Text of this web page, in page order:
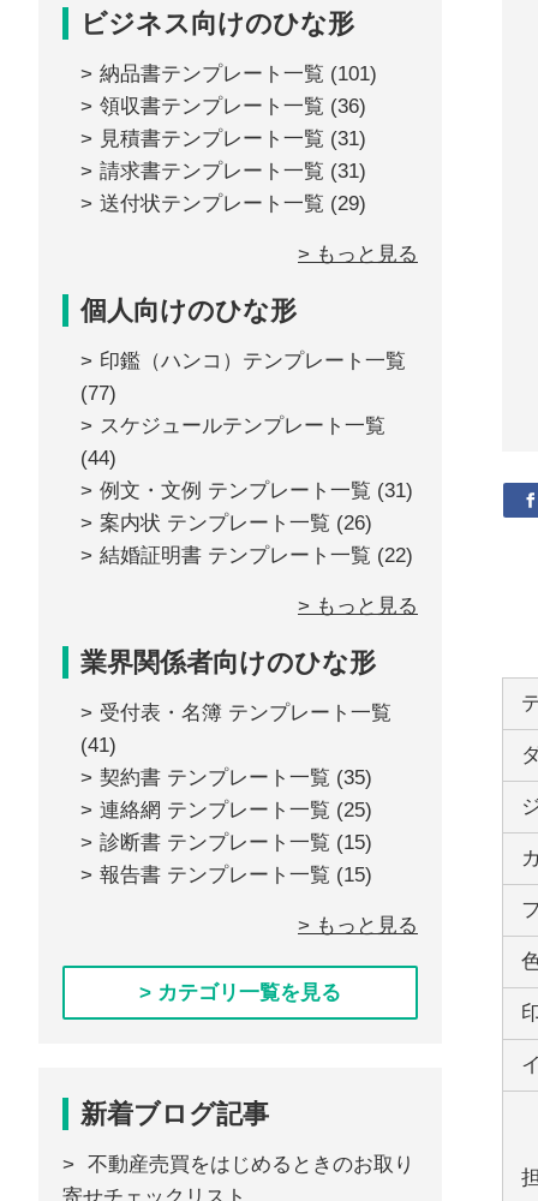
ビジネス向けのひな形
納品書テンプレート一覧 (101)
領収書テンプレート一覧 (36)
見積書テンプレート一覧 (31)
請求書テンプレート一覧 (31)
送付状テンプレート一覧 (29)
> もっと見る
個人向けのひな形
印鑑（ハンコ）テンプレート一覧
(77)
スケジュールテンプレート一覧
(44)
例文・文例 テンプレート一覧 (31)
案内状 テンプレート一覧 (26)
結婚証明書 テンプレート一覧 (22)
> もっと見る
業界関係者向けのひな形
受付表・名簿 テンプレート一覧
(41)
契約書 テンプレート一覧 (35)
連絡網 テンプレート一覧 (25)
診断書 テンプレート一覧 (15)
報告書 テンプレート一覧 (15)
> もっと見る
> カテゴリ一覧を見る
新着ブログ記事
不動産売買をはじめるときのお取り